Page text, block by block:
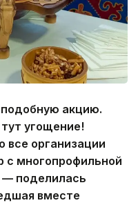
акцию.
угощение!
организации
с многопрофильной
— поделилась
вместе